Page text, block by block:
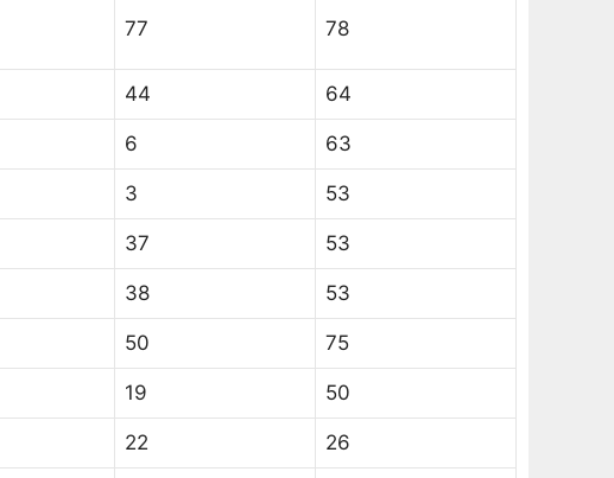
77 78
44 64
6 63
3 53
37 53
38 53
50 75
19 50
22 26